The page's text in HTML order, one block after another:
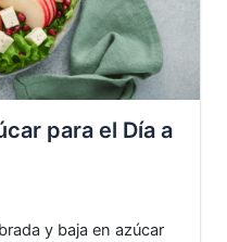
para el Día a
y baja en azúcar